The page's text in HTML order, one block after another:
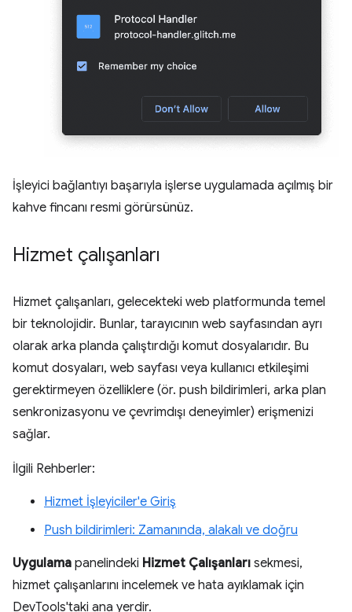
İşleyici bağlantıyı başarıyla işlerse uygulamada açılmış bir
kahve fincanı resmi görürsünüz.
Hizmet çalışanları
Hizmet çalışanları, gelecekteki web platformunda temel
bir teknolojidir. Bunlar, tarayıcının web sayfasından ayrı
olarak arka planda çalıştırdığı komut dosyalarıdır. Bu
komut dosyaları, web sayfası veya kullanıcı etkileşimi
gerektirmeyen özelliklere (ör. push bildirimleri, arka plan
senkronizasyonu ve çevrimdışı deneyimler) erişmenizi
sağlar.
İlgili Rehberler:
Hizmet İşleyiciler'e Giriş
Push bildirimleri: Zamanında, alakalı ve doğru
Uygulama panelindeki Hizmet Çalışanları sekmesi,
hizmet çalışanlarını incelemek ve hata ayıklamak için
DevTools'taki ana yerdir.